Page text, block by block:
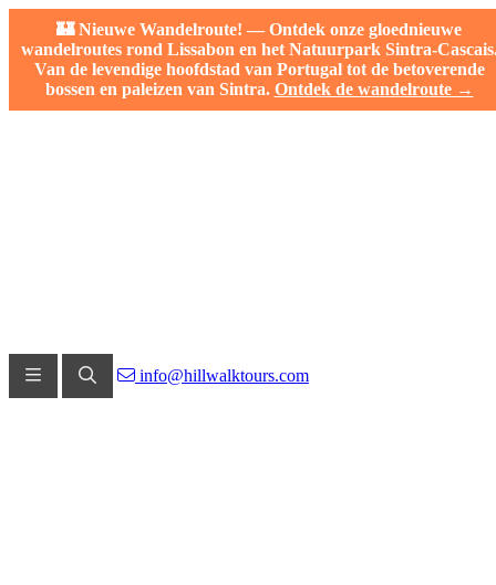
🏰 Nieuwe Wandelroute! — Ontdek onze gloednieuwe
wandelroutes rond Lissabon en het Natuurpark Sintra-
Van de levendige hoofdstad van Portugal tot de betoverende
bossen en paleizen van Sintra. Ontdek de wandelroute →
info@hillwalktours.com